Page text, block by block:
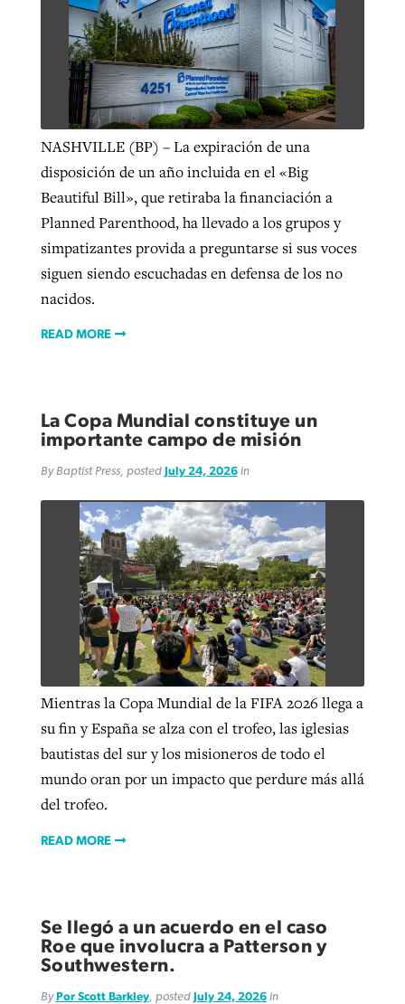
NASHVILLE (BP) – La expiración de una
disposición de un año incluida en el «Big
Beautiful Bill», que retiraba la financiación a
Planned Parenthood, ha llevado a los grupos y
simpatizantes provida a preguntarse si sus voces
siguen siendo escuchadas en defensa de los no
nacidos.
READ MORE
La Copa Mundial constituye un
importante campo de misión
By Baptist Press, posted July 24, 2026in
Mientras la Copa Mundial de la FIFA 2026 llega a
su fin y España se alza con el trofeo, las iglesias
bautistas del sur y los misioneros de todo el
mundo oran por un impacto que perdure más allá
del trofeo.
READ MORE
Se llegó a un acuerdo en el caso
Roe que involucra a Patterson y
Southwestern.
ByPor Scott Barkley, posted July 24, 2026in